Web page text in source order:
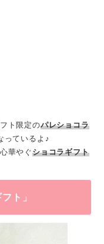
ト限定のパレショコラ
っているよ♪
華やぐショコラギフト
ト」